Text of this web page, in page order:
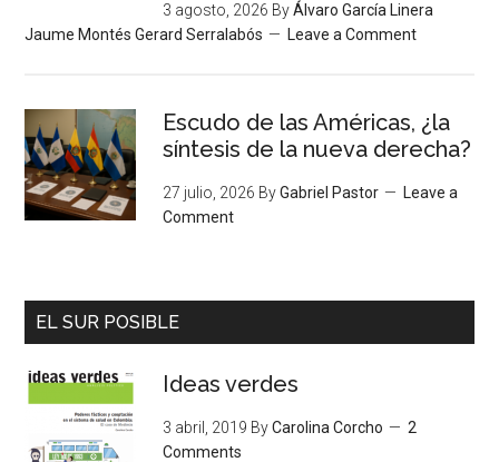
3 agosto, 2026 ByÁlvaro García Linera
Jaume Montés Gerard Serralabós
Leave a Comment
Escudo de las Américas, ¿la
síntesis de la nueva derecha?
27 julio, 2026 ByGabriel Pastor
Leave a
Comment
EL SUR POSIBLE
Ideas verdes
3 abril, 2019 ByCarolina Corcho
2
Comments